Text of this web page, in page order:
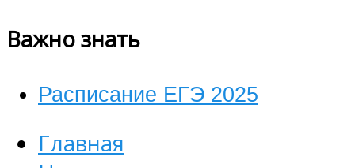
Важно знать
Расписание ЕГЭ 2025
Главная